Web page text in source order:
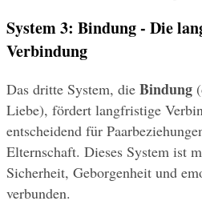
System 3: Bindung - Die
Verbindung
Das dritte System, die Bindung
Liebe), fördert langfristige
entscheidend für
Elternschaft. Dieses System ist
Sicherheit, Geborgenheit und
verbunden.